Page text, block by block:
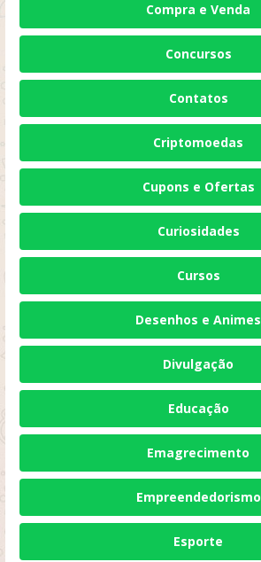
Compra e Venda
Concursos
Contatos
Criptomoedas
Cupons e Ofertas
Curiosidades
Cursos
Desenhos e Animes
Divulgação
Educação
Emagrecimento
Empreendedorismo
Esporte